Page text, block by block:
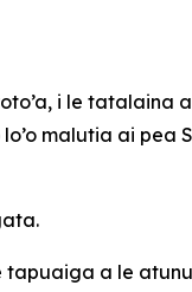
i le tatalaina
malutia ai pea
a le